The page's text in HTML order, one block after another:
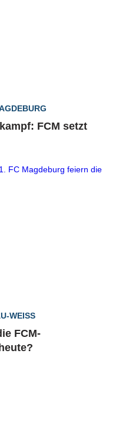
FCM setzt
WEISS
FCM-